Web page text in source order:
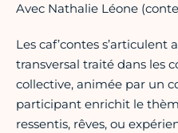
Avec Nathalie Léone
Les caf’contes s’articulent
transversal traité dans les
collective, animée par un
participant enrichit le
ressentis, rêves, ou